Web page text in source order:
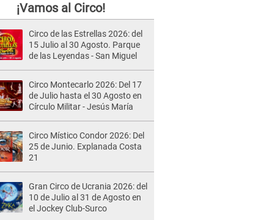
¡Vamos al Circo!
Circo de las Estrellas 2026: del
15 Julio al 30 Agosto. Parque
de las Leyendas - San Miguel
Circo Montecarlo 2026: Del 17
de Julio hasta el 30 Agosto en
Círculo Militar - Jesús María
Circo Místico Condor 2026: Del
25 de Junio. Explanada Costa
21
Gran Circo de Ucrania 2026: del
10 de Julio al 31 de Agosto en
el Jockey Club-Surco